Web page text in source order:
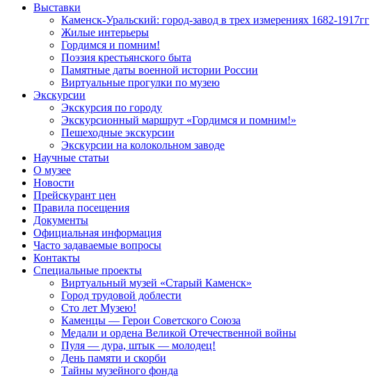
Выставки
Каменск-Уральский: город-завод в трех измерениях 1682-1917гг
Жилые интерьеры
Гордимся и помним!
Поэзия крестьянского быта
Памятные даты военной истории России
Виртуальные прогулки по музею
Экскурсии
Экскурсия по городу
Экскурсионный маршрут «Гордимся и помним!»
Пешеходные экскурсии
Экскурсии на колокольном заводе
Научные статьи
О музее
Новости
Прейскурант цен
Правила посещения
Документы
Официальная информация
Часто задаваемые вопросы
Контакты
Специальные проекты
Виртуальный музей «Старый Каменск»
Город трудовой доблести
Сто лет Музею!
Каменцы — Герои Советского Союза
Медали и ордена Великой Отечественной войны
Пуля — дура, штык — молодец!
День памяти и скорби
Тайны музейного фонда